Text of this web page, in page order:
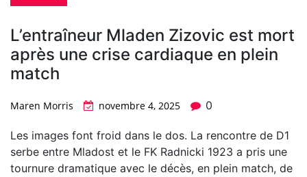
L’entraîneur Mladen Zizovic est mort
après une crise cardiaque en plein
match
Maren Morris novembre 4, 2025 0
Les images font froid dans le dos. La rencontre de D1
serbe entre Mladost et le FK Radnicki 1923 a pris une
tournure dramatique avec le décès, en plein match, de